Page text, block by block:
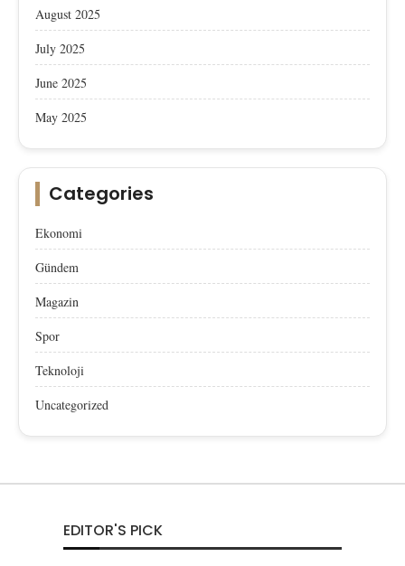
August 2025
July 2025
June 2025
May 2025
Categories
Ekonomi
Gündem
Magazin
Spor
Teknoloji
Uncategorized
EDITOR'S PICK